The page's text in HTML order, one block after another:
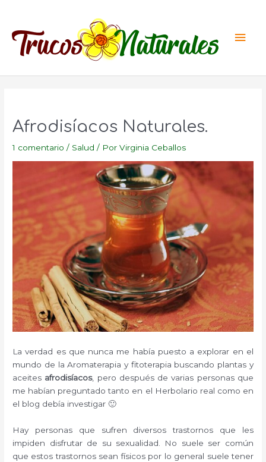
contenido
Afrodisíacos Naturales.
1 comentario / Salud / PorVirginia Ceballos
La verdad es que nunca me había puesto a explorar en el
mundo de la Aromaterapia y fitoterapia buscando plantas y
aceites afrodisíacos, pero después de varias personas que
me habían preguntado tanto en el Herbolario real como en
el blog debía investigar 🙂
Hay personas que sufren diversos trastornos que les
impiden disfrutar de su sexualidad. No suele ser común
que estos trastornos sean físicos por lo general suele tener